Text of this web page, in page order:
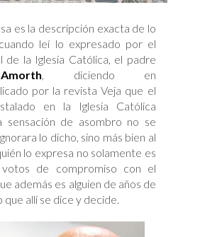
es la descripción exacta de lo
leí lo expresado por el
de la Iglesia Católica, el padre
, diciendo en
por la revista Veja que el
en la Iglesia Católica
sensación de asombro no se
lo dicho, sino más bien al
lo expresa no solamente es
de compromiso con el
además es alguien de años de
que allí se dice y decide.